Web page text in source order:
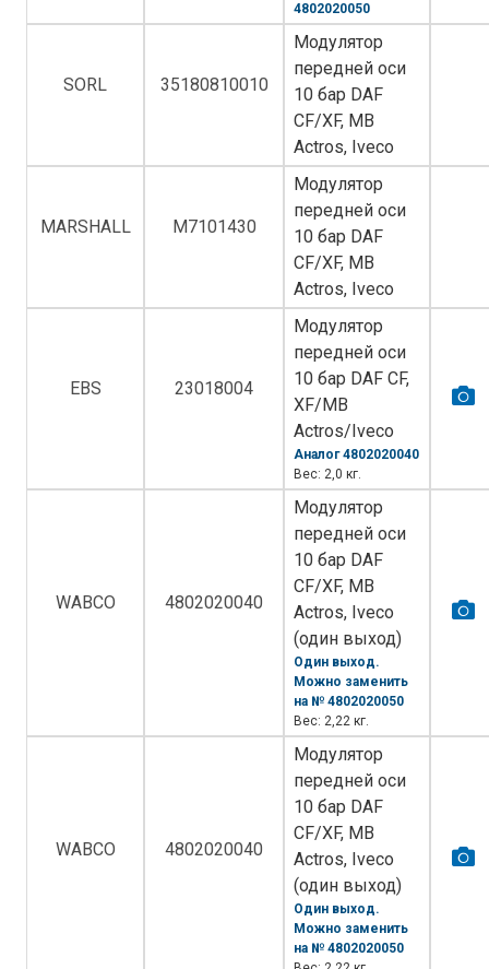
4802020050
SORL 35180810010
Модулятор
передней оси
10 бар DAF
CF/XF, MB
Actros, Iveco
MARSHALL M7101430
Модулятор
передней оси
10 бар DAF
CF/XF, MB
Actros, Iveco
EBS 23018004
Модулятор
передней оси
10 бар DAF CF,
XF/MB
Actros/Iveco
Аналог 4802020040
Вес: 2,0 кг.
WABCO 4802020040
Модулятор
передней оси
10 бар DAF
CF/XF, MB
Actros, Iveco
(один выход)
Один выход.
Можно заменить
на № 4802020050
Вес: 2,22 кг.
WABCO 4802020040
Модулятор
передней оси
10 бар DAF
CF/XF, MB
Actros, Iveco
(один выход)
Один выход.
Можно заменить
на № 4802020050